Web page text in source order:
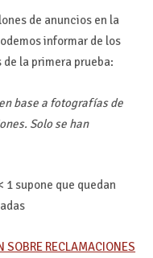
de anuncios en la
informar de los
la primera prueba:
base a fotografías de
Solo se han
1 supone que quedan
SOBRE RECLAMACIONES